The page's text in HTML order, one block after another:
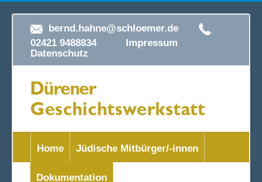
bernd.hahne@schloemer.de
02421 9488834 Impressum
Datenschutz
Home Jüdische Mitbürger/-innen
Dokumentation